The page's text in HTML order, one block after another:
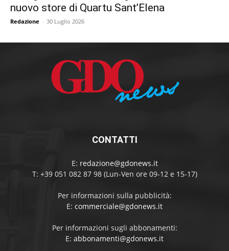
nuovo store di Quartu Sant’Elena
Redazione - 30 Luglio 2026
CONTATTI
E: redazione@gdonews.it
T: +39 051 082 87 98 (Lun-Ven ore 09-12 e 15-17)
Per informazioni sulla pubblicità:
E: commerciale@gdonews.it
Per informazioni sugli abbonamenti:
E: abbonamenti@gdonews.it